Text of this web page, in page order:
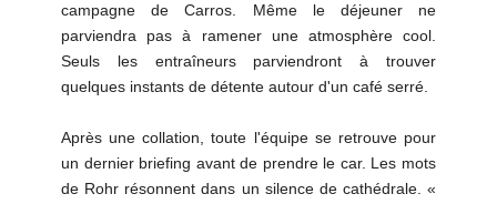
campagne de Carros. Même le déjeuner ne
parviendra pas à ramener une atmosphère cool.
Seuls les entraîneurs parviendront à trouver
quelques instants de détente autour d'un café serré.
Après une collation, toute l'équipe se retrouve pour
un dernier briefing avant de prendre le car. Les mots
de Rohr résonnent dans un silence de cathédrale. «